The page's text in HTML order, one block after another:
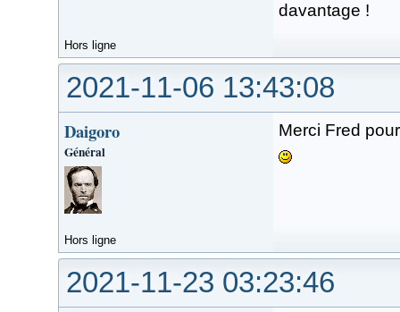
davantage !
Hors ligne
2021-11-06 13:43:08
Daigoro
Général
Merci Fred
Hors ligne
2021-11-23 03:23:46